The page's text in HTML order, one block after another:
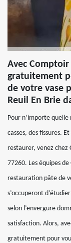
Avec
gratuitement
de votre vase
Reuil En Brie
Pour n’importe
casses, des fissures.
restaurer, venez chez
77260. Les équipes
restauration pâte de
s’occuperont
selon l’envergure
satisfaction. Alors,
gratuitement pour